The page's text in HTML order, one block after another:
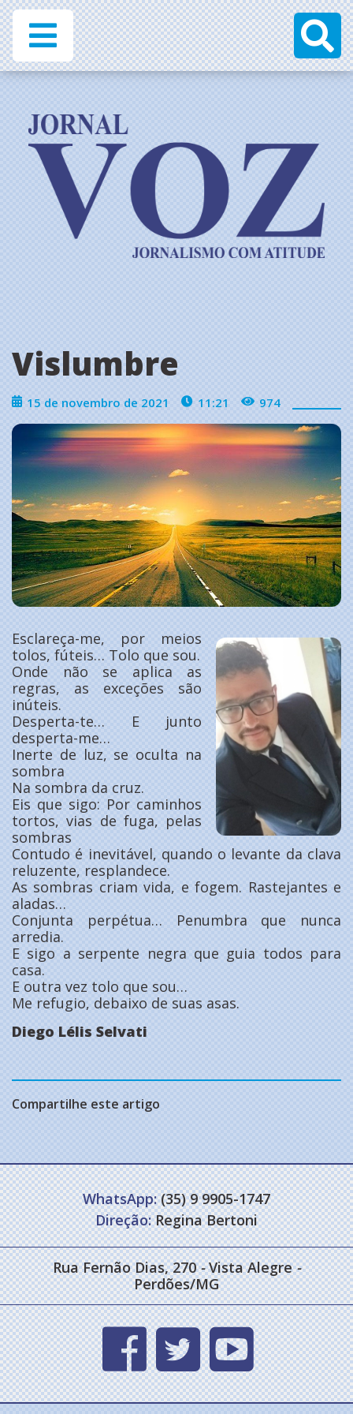
Vislumbre
15 de novembro de 2021 11:21 974
Esclareça-me, por meios
tolos, fúteis… Tolo que sou.
Onde não se aplica as
regras, as exceções são
inúteis.
Desperta-te… E junto
desperta-me…
Inerte de luz, se oculta na
sombra
Na sombra da cruz.
Eis que sigo: Por caminhos
tortos, vias de fuga, pelas
sombras
Contudo é inevitável, quando o levante da clava
reluzente, resplandece.
As sombras criam vida, e fogem. Rastejantes e
aladas…
Conjunta perpétua… Penumbra que nunca
arredia.
E sigo a serpente negra que guia todos para
casa.
E outra vez tolo que sou…
Me refugio, debaixo de suas asas.
Diego Lélis Selvati
Compartilhe este artigo
WhatsApp:(35) 9 9905-1747
Direção:Regina Bertoni
Rua Fernão Dias, 270- Vista Alegre-
Perdões/MG